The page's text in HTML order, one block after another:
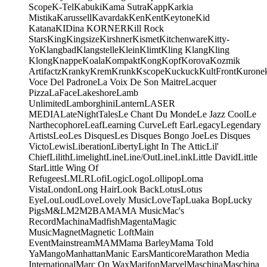
ScopeK-TelKabukiKama SutraKappKarkia
MistikaKarussellKavardakKenKentKeytoneKid
KatanaKIDina KORNERKill Rock
StarsKingKingsizeKirshnerKismetKitchenwareKitty-
YoKlangbadKlangstelleKleinKlimtKling KlangKling
KlongKnappeKoalaKompaktKongKopfKorovaKozmik
ArtifactzKrankyKremKrunkKscopeKuckuckKultFront
Voce Del PadroneLa Voix De Son MaitreLacquer
PizzaLaFaceLakeshoreLamb
UnlimitedLamborghiniLanternLASER
MEDIALateNightTalesLe Chant Du MondeLe Jazz CoolLe
NarthecophoreLeafLearning CurveLeft EarLegacyLegendary
ArtistsLeoLes DisquesLes Disques Bongo JoeLes Disques
VictoLewisLiberationLibertyLight In The AtticLil'
ChiefLilithLimelightLineLine/OutLineLinkLittle DavidLittle
StarLittle Wing Of
RefugeesLMLRLofiLogicLogoLollipopLoma
VistaLondonLong HairLook BackLotusLotus
EyeLouLoudLoveLovely MusicLoveTapLuaka BopLucky
PigsM&LM2M2BAMAMA MusicMac's
RecordMachinaMadfishMagentaMagic
MusicMagnetMagnetic LoftMain
EventMainstreamMAMMama BarleyMama Told
YaMangoManhattanManic EarsManticoreMarathon Media
InternationalMarc On WaxMarifonMarvelMaschinaMaschina